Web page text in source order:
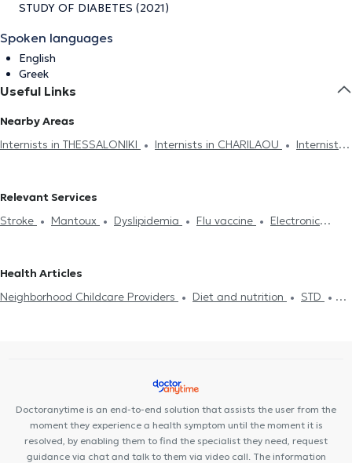
STUDY OF DIABETES (2021)
Spoken languages
English
Greek
Useful Links
Nearby Areas
Internists in THESSALONIKI
Internists in CHARILAOU
Internists
Relevant Services
Stroke
Mantoux Dyslipidemia Flu vaccine
Electronic
Hypertension
Driving License
Strep test Κάρτα υγείας αθλητή
Flu test
Health Articles
Neighborhood Childcare Providers
Diet and nutrition
STD
Doctoranytime is an end-to-end solution that assists the user from the
moment they experience a health symptom until the moment it is
resolved, by enabling them to find the specialist they need, request
guidance via chat and talk to them via video call. The information